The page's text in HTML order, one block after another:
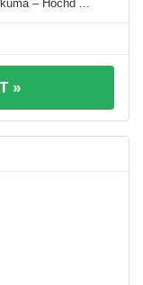
– Hochd ...
»